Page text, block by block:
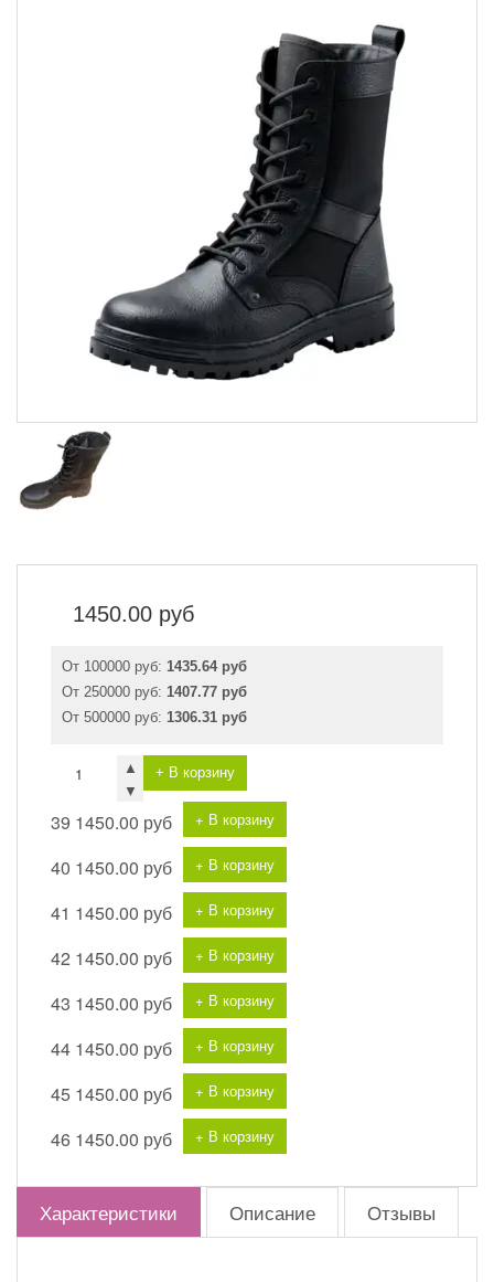
1450.00 руб
От 100000 руб: 1435.64 руб
От 250000 руб: 1407.77 руб
От 500000 руб: 1306.31 руб
▲
▼
+ В корзину
39 1450.00 руб + В корзину
40 1450.00 руб + В корзину
41 1450.00 руб + В корзину
42 1450.00 руб + В корзину
43 1450.00 руб + В корзину
44 1450.00 руб + В корзину
45 1450.00 руб + В корзину
46 1450.00 руб + В корзину
Характеристики Описание Отзывы